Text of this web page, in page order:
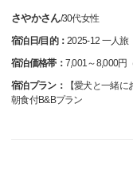
さやかさん/30代女性
宿泊日/目的：2025-12 一人旅
宿泊価格帯： 7,001～8,000円
宿泊プラン：
【愛犬と一緒
朝食付B&Bプラン